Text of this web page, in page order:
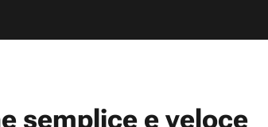
semplice e veloce